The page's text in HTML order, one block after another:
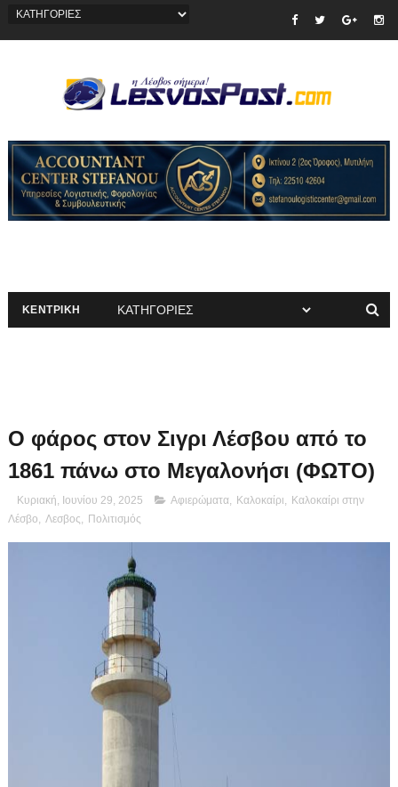
ΚΕΝΤΡΙΚΗ
Ο φάρος στον Σιγρι Λέσβου από το
1861 πάνω στο Μεγαλονήσι (ΦΩΤΟ)
Κυριακή, Ιουνίου 29, 2025 Αφιερώματα, Καλοκαίρι
Καλοκαίρι στην
Λέσβο
Λεσβος Πολιτισμός